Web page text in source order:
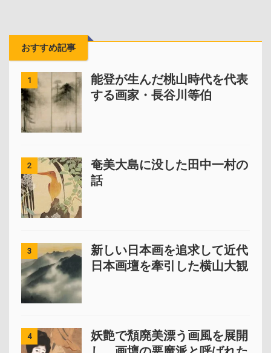
おすすめ記事
1
能登が生んだ桃山時代を代表
する画家・長谷川等伯
2
奄美大島に没した田中一村の
話
3
新しい日本画を追求して近代
日本画壇を牽引した横山大観
4
妖艶で頽廃美漂う画風を展開